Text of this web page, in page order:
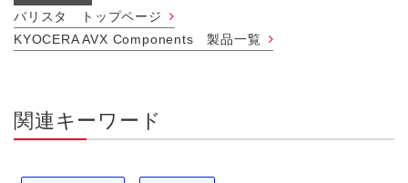
バリスタ トップページ
KYOCERA AVX Components 製品一覧
関連キーワード